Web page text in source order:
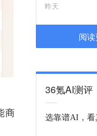
商
昨天
阅
36氪AI测评
选靠谱AI，看